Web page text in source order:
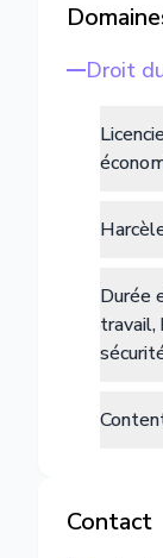
Droit
Durée
travail,
Contact